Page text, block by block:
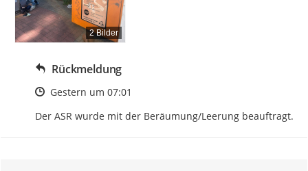
2 Bilder
Rückmeldung
Zeitpunkt des Erstellens
Gestern um 07:01
Der ASR wurde mit der Beräumung/Leerung beauftragt.